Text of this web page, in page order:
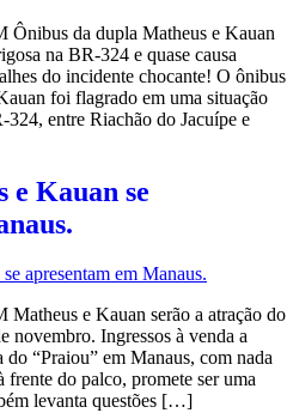
Ônibus da dupla Matheus e Kauan
na BR-324 e quase causa
do incidente chocante! O ônibus
foi flagrado em uma situação
324, entre Riachão do Jacuípe e
e Kauan se
e Kauan serão a atração do
novembro. Ingressos à venda a
“Praiou” em Manaus, com nada
frente do palco, promete ser uma
levanta questões […]